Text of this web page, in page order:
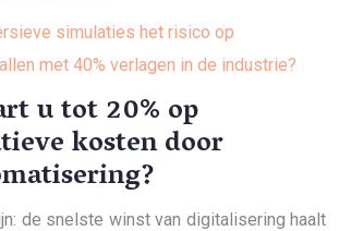
simulaties het risico op
met 40% verlagen in de industrie?
u tot 20% op
kosten door
de snelste winst van digitalisering haalt